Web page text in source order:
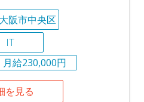
大阪市中央区
IT
月給230,000円
を見る